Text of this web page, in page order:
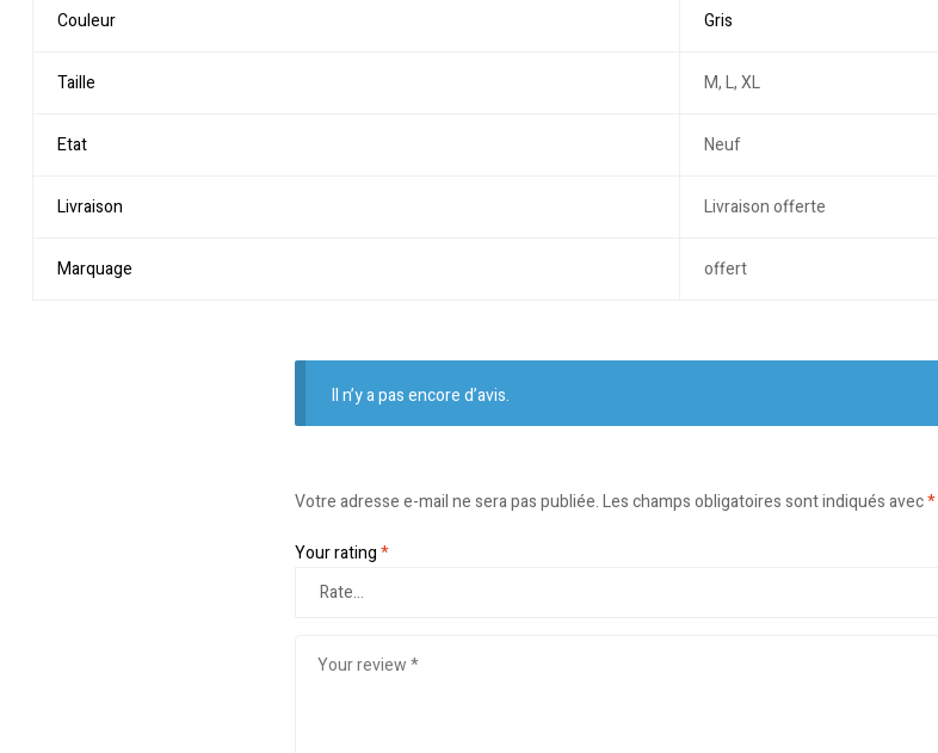
Couleur Gris
Taille M, L, XL
Etat Neuf
Livraison Livraison offerte
Marquage offert
Il n’y a pas encore d’avis.
Votre adresse e-mail ne sera pas publiée.Les champs obligatoires sont indiqués avec*
Your rating*